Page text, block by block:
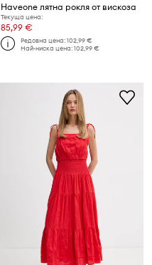
Haveone лятна рокля от вискоза
Текуща цена:
85,99 €
Редовна цена:102,99 €
Най-ниска цена:102,99 €